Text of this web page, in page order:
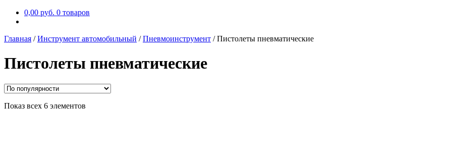
0,00 руб. 0 товаров
Главная /Инструмент автомобильный /Пневмоинструмент /Пистолеты пневматические
Пистолеты пневматические
Показ всех 6 элементов